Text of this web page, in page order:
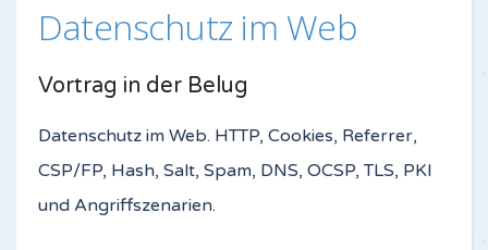
Datenschutz im Web
Vortrag in der Belug
Datenschutz im Web. HTTP, Cookies, Referrer,
CSP/FP, Hash, Salt, Spam, DNS, OCSP, TLS, PKI
und Angriffszenarien.